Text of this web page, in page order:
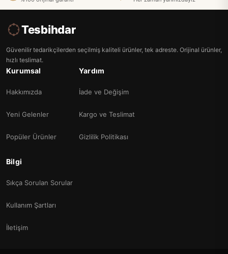
Tesbihdar
Güvenilir tedarikçilerden seçilmiş kaliteli ürünler, tek adreste. Orijinal ürünler,
hızlı teslimat.
Kurumsal
Hakkımızda
Yeni Gelenler
Popüler Ürünler
Yardım
İade ve Değişim
Kargo ve Teslimat
Gizlilik Politikası
Bilgi
Sıkça Sorulan Sorular
Kullanım Şartları
İletişim